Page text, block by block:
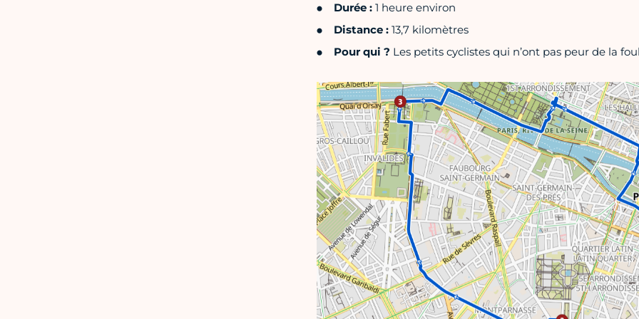
Durée :1 heure environ
Distance :13,7 kilomètres
Pour qui ? Les petits cyclistes qui n’ont pas peur de la